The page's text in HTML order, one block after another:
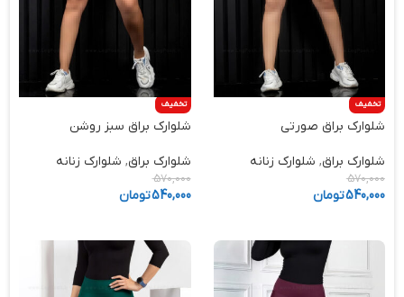
تخفیف
شلوارک براق صورتی
شلوارک براق, شلوارک زنانه
570,000
540,000تومان
تخفیف
شلوارک براق سبز روشن
شلوارک براق, شلوارک زنانه
570,000
540,000تومان